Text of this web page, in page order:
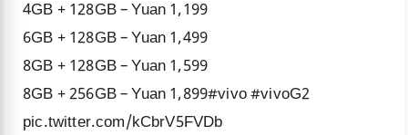
4GB + 128GB – Yuan 1,199
6GB + 128GB – Yuan 1,499
8GB + 128GB – Yuan 1,599
8GB + 256GB – Yuan 1,899#vivo#vivoG2
pic.twitter.com/kCbrV5FVDb